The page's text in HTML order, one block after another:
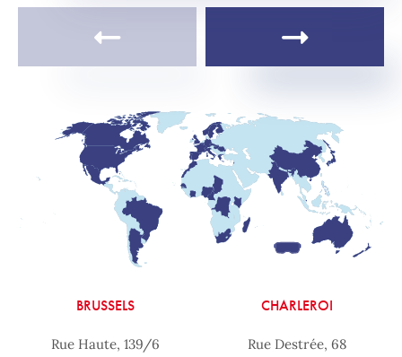
BRUSSELS
Rue Haute, 139/6
CHARLEROI
Rue Destrée, 68